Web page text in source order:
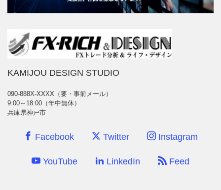
KAMIJOU DESIGN STUDIO
090-888X-XXXX（要・事前メール）
9:00～18:00（年中無休）
兵庫県神戸市
Facebook Twitter Instagram
YouTube LinkedIn Feed